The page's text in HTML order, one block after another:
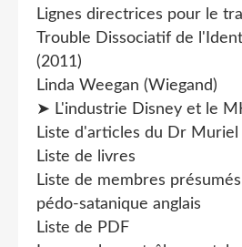
Lignes directrices pour le
Trouble Dissociatif de
(2011)
Linda Weegan (Wiegand)
➤ L'industrie Disney et le
Liste d'articles du Dr Muriel
Liste de livres
Liste de membres
pédo-satanique anglais
Liste de PDF